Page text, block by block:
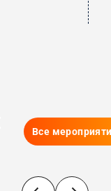
Все